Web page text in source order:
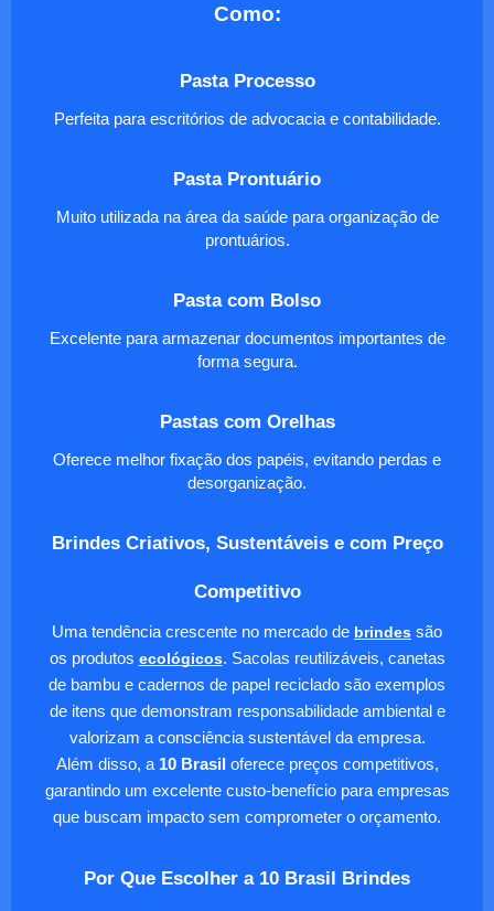
Como:
Pasta Processo
Perfeita para escritórios de advocacia e contabilidade.
Pasta Prontuário
Muito utilizada na área da saúde para organização de
prontuários.
Pasta com Bolso
Excelente para armazenar documentos importantes de
forma segura.
Pastas com Orelhas
Oferece melhor fixação dos papéis, evitando perdas e
desorganização.
Brindes Criativos, Sustentáveis e com Preço
Competitivo
Uma tendência crescente no mercado de brindes são
os produtos ecológicos. Sacolas reutilizáveis, canetas
de bambu e cadernos de papel reciclado são exemplos
de itens que demonstram responsabilidade ambiental e
valorizam a consciência sustentável da empresa.
Além disso, a 10 Brasiloferece preços competitivos,
garantindo um excelente custo-benefício para empresas
que buscam impacto sem comprometer o orçamento.
Por Que Escolher a 10 Brasil Brindes